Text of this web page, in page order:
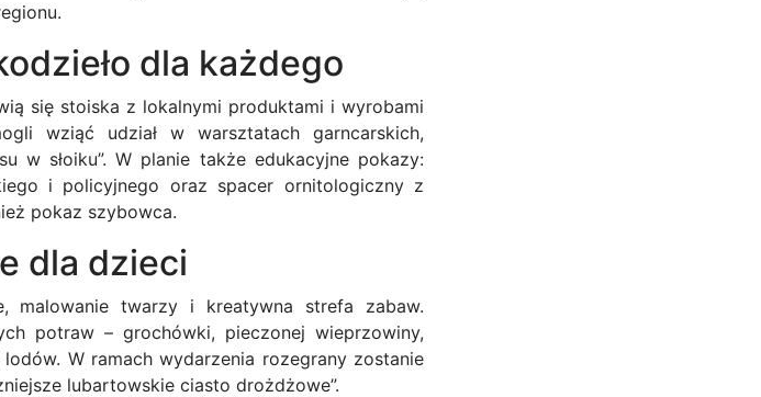
dla każdego
się stoiska z lokalnymi produktami i wyrobami
wziąć udział w warsztatach garncarskich,
w słoiku”. W planie także edukacyjne pokazy:
i policyjnego oraz spacer ornitologiczny z
pokaz szybowca.
dla dzieci
malowanie twarzy i kreatywna strefa zabaw.
potraw – grochówki, pieczonej wieprzowiny,
W ramach wydarzenia rozegrany zostanie
lubartowskie ciasto drożdżowe”.